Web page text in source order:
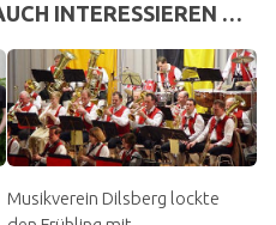
INTERESSIEREN …
Musikverein Dilsberg lockte